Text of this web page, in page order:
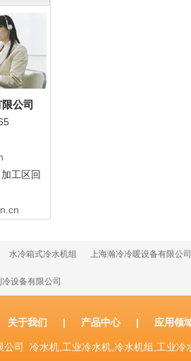
公司
工区回
水冷箱式冷水机组 上海瀚冷冷暖设备有限公司
设备有限公司
关于我们 | 产品中心 | 应用领
公司 冷水机,工业冷水机,冷水机组,工